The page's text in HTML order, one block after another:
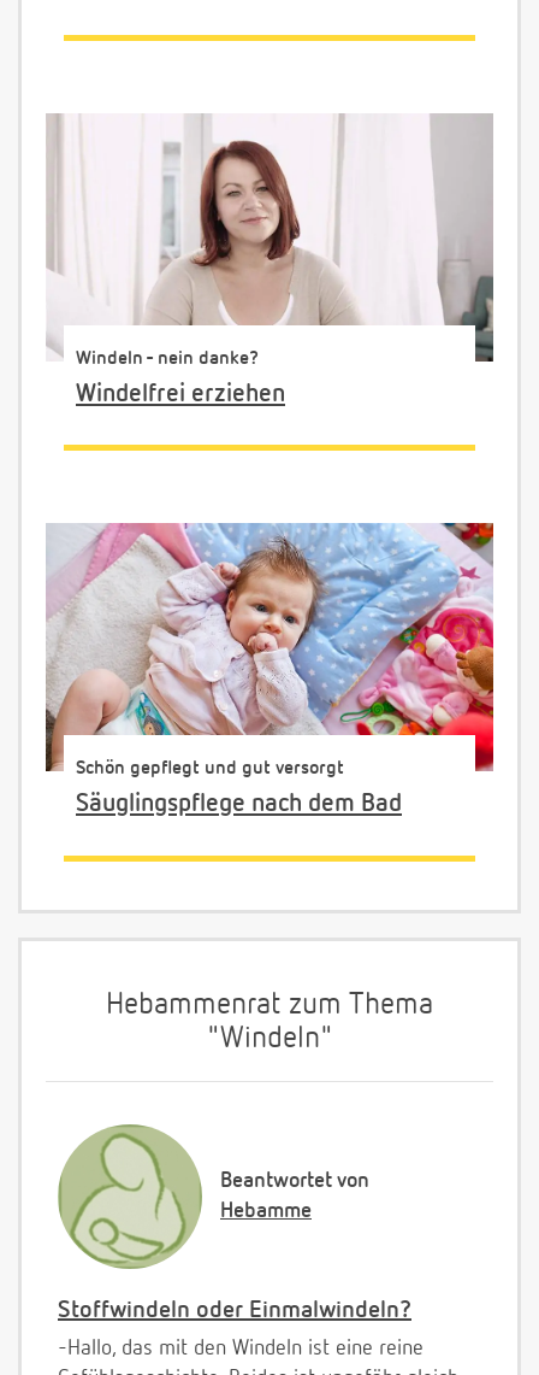
Windeln - nein danke?
Windelfrei erziehen
Schön gepflegt und gut versorgt
Säuglingspflege nach dem Bad
Hebammenrat zum Thema
"Windeln"
Beantwortet von
Hebamme
Stoffwindeln oder Einmalwindeln?
-Hallo, das mit den Windeln ist eine reine